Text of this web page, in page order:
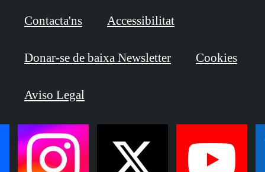
Contacta'ns Accessibilitat
Donar-se de baixa Newsletter Cookies
Aviso Legal